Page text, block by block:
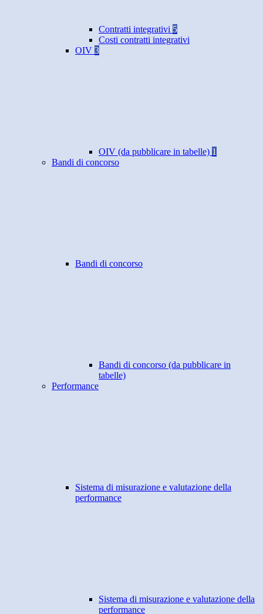
Contratti integrativi 5
Costi contratti integrativi
OIV 3
OIV (da pubblicare in tabelle) 1
Bandi di concorso
Bandi di concorso
Bandi di concorso (da pubblicare in
tabelle)
Performance
Sistema di misurazione e valutazione della
performance
Sistema di misurazione e valutazione della
performance